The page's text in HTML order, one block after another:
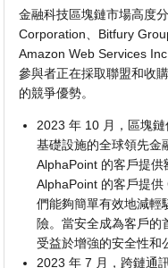
金融科技區塊鏈市場高度
Corporation、Bitfury
Amazon Web Services
參與者正在採取聯盟和收
的競爭優勢。
2023 年 10 月，區塊
基礎設施的全球領先金
AlphaPoint 的客戶提
AlphaPoint 的客戶提
們能夠簡單有效地減輕
險。當安全成為客戶的
受益於增強的安全性和
2023 年 7 月，跨鏈通